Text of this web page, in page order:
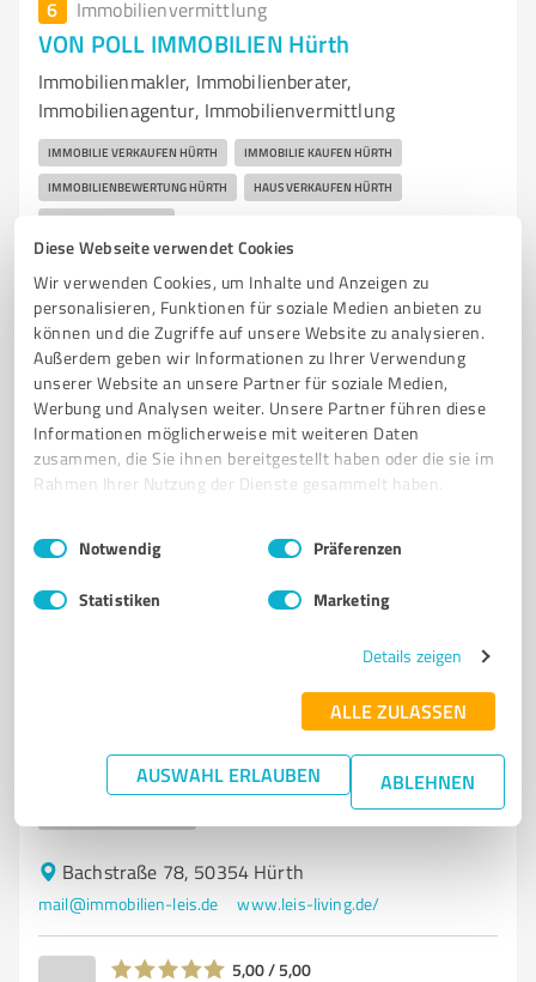
Diese Webseite verwendet Cookies
Wir verwenden Cookies, um Inhalte und Anzeigen zu
personalisieren, Funktionen für soziale Medien anbieten zu
können und die Zugriffe auf unsere Website zu analysieren.
Außerdem geben wir Informationen zu Ihrer Verwendung
unserer Website an unsere Partner für soziale Medien,
Werbung und Analysen weiter. Unsere Partner führen diese
Informationen möglicherweise mit weiteren Daten
zusammen, die Sie ihnen bereitgestellt haben oder die sie im
Rahmen Ihrer Nutzung der Dienste gesammelt haben.
Impressum Datenschutzbestimmungen
Einwilligungsauswahl
Notwendig Präferenzen
Statistiken Marketing
Details zeigen
ALLE ZULASSEN
AUSWAHL ERLAUBEN ABLEHNEN
6 Immobilienvermittlung
VON POLL IMMOBILIEN Hürth
Immobilienmakler, Immobilienberater,
Immobilienagentur, Immobilienvermittlung
IMMOBILIE VERKAUFEN HÜRTH IMMOBILIE KAUFEN HÜRTH
IMMOBILIENBEWERTUNG HÜRTH HAUS VERKAUFEN HÜRTH
Bachstraße 43, 50354 Hürth
Tel. +49 2233 979270
huerth@von-poll.com
www.von-poll.com/de/immobilienmakler/huerth
4,90 / 5,00
132 Bewertungen (4 Quellen)
7 Immobilienvermittlung
Projektentwicklung GmbH
IMMOBILIENVERMITTLUNG HÜRTH KÖLN
MARKTKENNTNIS INNOVATIVE VERMARKTUNG
Bachstraße 78, 50354 Hürth
mail@immobilien-leis.de www.leis-living.de/
5,00 / 5,00